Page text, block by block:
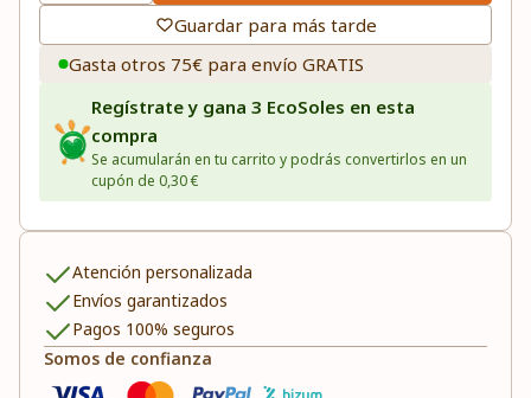
Guardar para más tarde
Gasta otros 75€ para envío GRATIS
Regístrate y gana 3 EcoSoles en esta
compra
Se acumularán en tu carrito y podrás convertirlos en un
cupón de 0,30 €
Atención personalizada
Envíos garantizados
Pagos 100% seguros
Somos de confianza